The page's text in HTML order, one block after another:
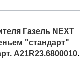
Газель NEXT
"стандарт"
A21R23.6800010-